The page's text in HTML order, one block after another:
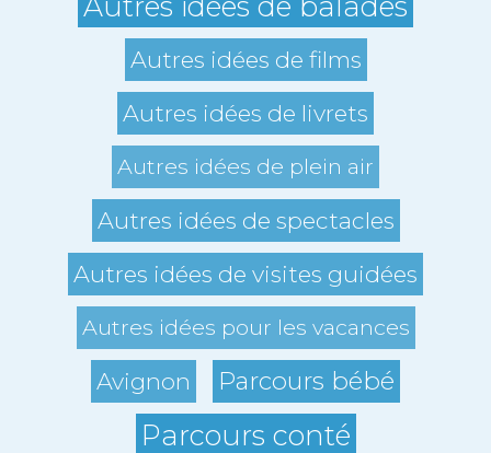
Autres idées de films
Autres idées de livrets
Autres idées de plein air
Autres idées de spectacles
Autres idées de visites guidées
Autres idées pour les vacances
Avignon Parcours bébé
Parcours conté